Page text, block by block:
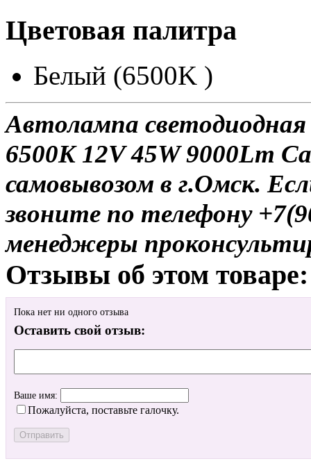
Цветовая палитра
Белый (6500K )
Автолампа
6500K 12V 45W 9000Lm
самовывозом в г.Омск.
звоните по телефону
менеджеры
Отзывы об этом товаре:
Пока нет ни одного отзыва
Оставить свой отзыв:
Ваше имя:
Пожалуйста, поставьте галочку.